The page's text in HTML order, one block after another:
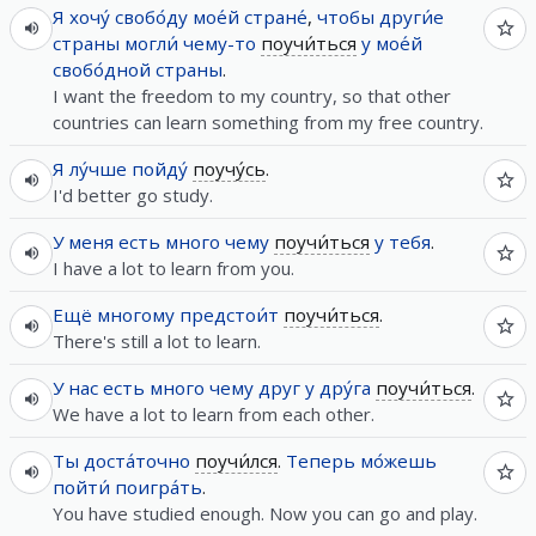
Я хочу́ свобо́ду мое́й стране́, чтобы други́е
страны могли́ чему-то поучи́ться у мое́й
свобо́дной страны.
I want the freedom to my country, so that other
countries can learn something from my free country.
Я лу́чше пойду́ поучу́сь.
I'd better go study.
У меня есть много чему поучи́ться у тебя.
I have a lot to learn from you.
Ещё многому предстои́т поучи́ться.
There's still a lot to learn.
У нас есть много чему друг у дру́га поучи́ться.
We have a lot to learn from each other.
Ты доста́точно поучи́лся. Теперь мо́жешь
пойти́ поигра́ть.
You have studied enough. Now you can go and play.